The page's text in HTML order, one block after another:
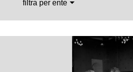
filtra per ente